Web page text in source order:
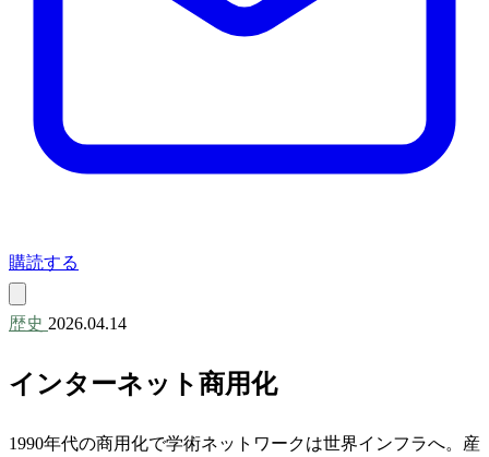
購読する
歴史 2026.04.14
インターネット商用化
1990年代の商用化で学術ネットワークは世界インフラへ。産